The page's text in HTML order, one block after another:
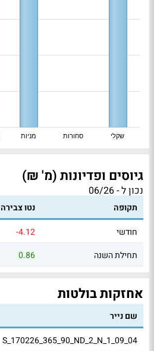
מניות סחורות שקלי
גיוסים ופדיונות (מ' ₪)
נכון ל - 06/26
תקופה נטו צבירה
חודשי
-4.12
תחילת השנה
0.86
אחזקות בולטות
שם נייר
S_170226_365_90_ND_2_N_1_09_04